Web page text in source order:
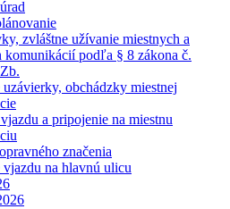
zvláštne užívanie miestnych a
komunikácií podľa § 8 zákona č.
obchádzky miestnej
a pripojenie na miestnu
značenia
vjazdu na hlavnú ulicu